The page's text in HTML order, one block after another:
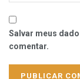
Salvar meus
comentar.